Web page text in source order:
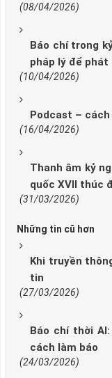
(08/04/2026)
Báo chí trong
pháp lý để phát
(10/04/2026)
Podcast –
(16/04/2026)
Thanh âm kỷ
quốc XVII thúc
(31/03/2026)
Những tin cũ hơn
Khi truyền
tin
(27/03/2026)
Báo chí thời
cách làm báo
(24/03/2026)